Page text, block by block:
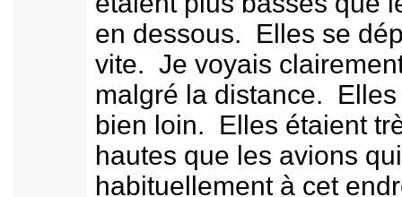
en dessous. Elles se
vite. Je voyais
malgré la distance.
bien loin. Elles étaient
hautes que les avions
habituellement à cet